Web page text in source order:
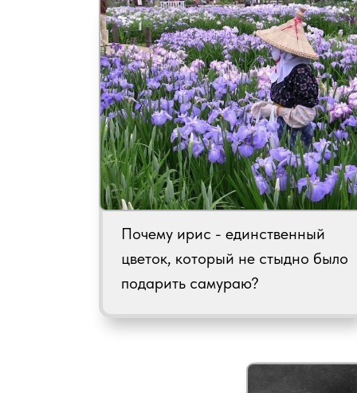
Почему ирис - единственный
цветок, который не стыдно было
подарить самураю?